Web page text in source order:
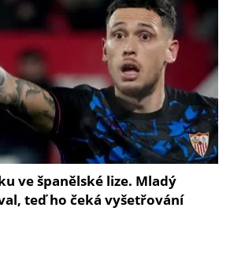
ve španělské lize. Mladý
teď ho čeká vyšetřování